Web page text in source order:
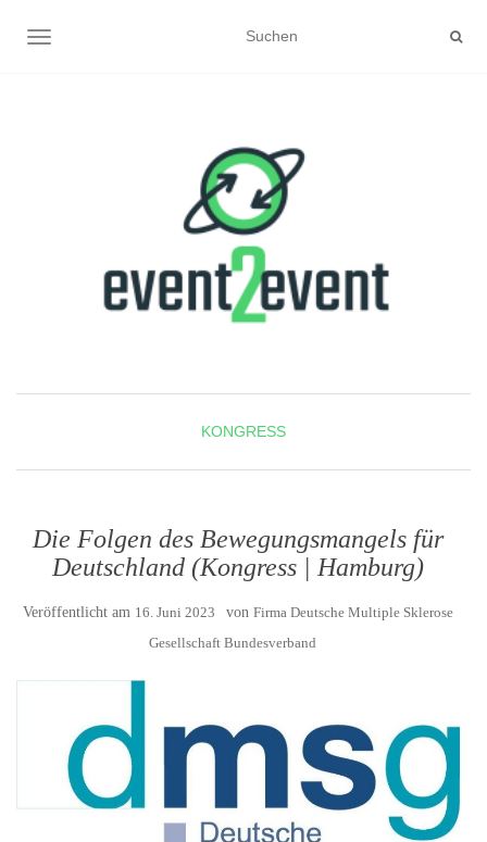
NAVIGATION UMSCHALTEN
KONGRESS
Die Folgen des Bewegungsmangels für
Deutschland (Kongress | Hamburg)
Veröffentlicht am 16. Juni 2023 von Firma Deutsche Multiple Sklerose
Gesellschaft Bundesverband